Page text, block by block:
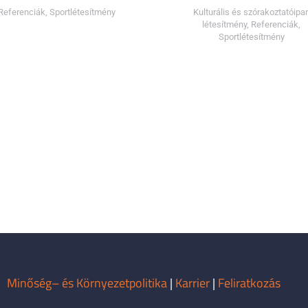
Sportlétesítmény
Kulturális és
létesítmény, Referenciák
Sportlétesítmény
Minőség– és Környezetpolitika| Karrier| Feliratkozás